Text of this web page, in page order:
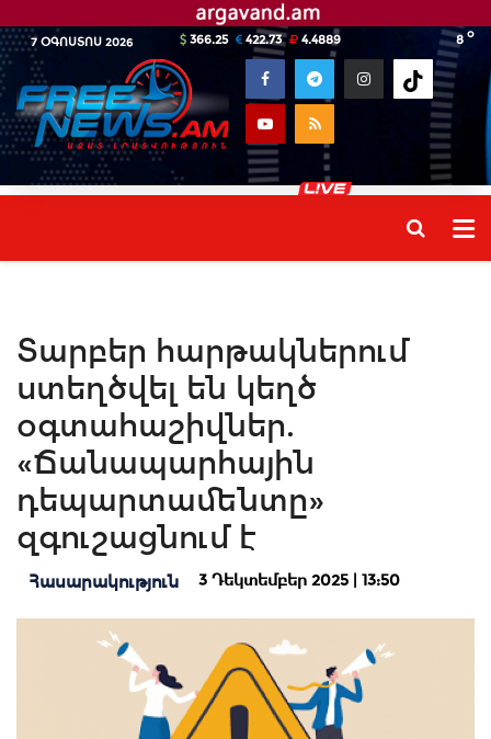
7 ՕԳՈՍՏՈՍ 2026 8 o
366.25 422.73 4.4889
Տարբեր հարթակներում
ստեղծվել են կեղծ
օգտահաշիվներ.
«Ճանապարհային
դեպարտամենտը»
զգուշացնում է
Հասարակություն 3 Դեկտեմբեր 2025 | 13:50